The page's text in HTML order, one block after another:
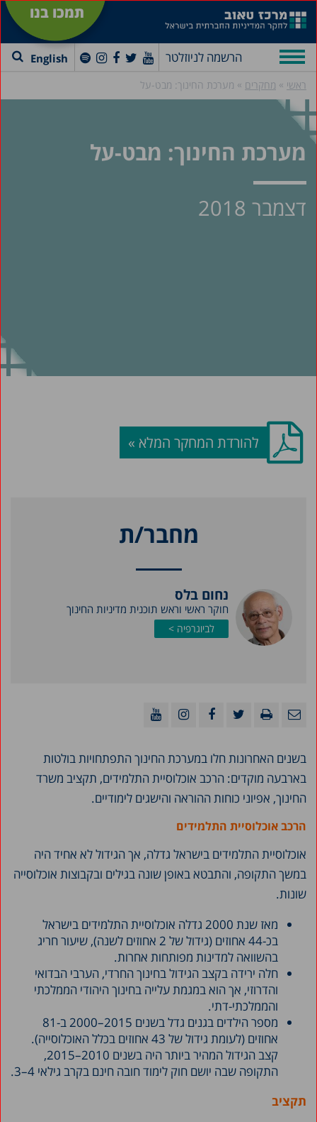
תמכו בנו
הרשמה לניוזלטר English
ראשי » מחקרים » מערכת החינוך: מבט-על
מערכת החינוך: מבט-על
דצמבר 2018
להורדת המחקר המלא »
מחבר/ת
נחום בלס
חוקר ראשי וראש תוכנית מדיניות החינוך
לביוגרפיה >
בשנים האחרונות חלו במערכת החינוך התפתחויות בולטות
בארבעה מוקדים: הרכב אוכלוסיית התלמידים, תקציב משרד
החינוך, אפיוני כוחות ההוראה והישגים לימודיים.
הרכב אוכלוסיית התלמידים
אוכלוסיית התלמידים בישראל גדלה, אך הגידול לא אחיד היה
במשך התקופה, והתבטא באופן שונה בגילים ובקבוצות אוכלוסייה
שונות.
מאז שנת 2000 גדלה אוכלוסיית התלמידים בישראל
בכ-44 אחוזים (גידול של 2 אחוזים לשנה), שיעור חריג
בהשוואה למדינות מפותחות אחרות.
חלה ירידה בקצב הגידול בחינוך החרדי, הערבי הבדואי
והדרוזי, אך הוא במגמת עלייה בחינוך היהודי הממלכתי
והממלכתי-דתי.
מספר הילדים בגנים גדל בשנים 2015–2000 ב-81
אחוזים (לעומת גידול של 43 אחוזים בכלל האוכלוסייה).
קצב הגידול המהיר ביותר היה בשנים 2010–2015,
התקופה שבה יושם חוק לימוד חובה חינם בקרב גילאי 4–3.
תקציב